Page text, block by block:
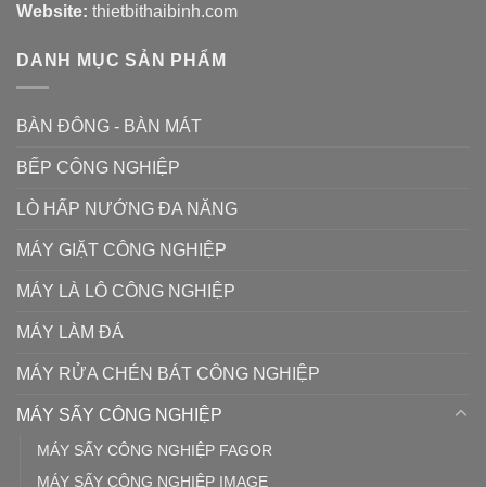
Website: thietbithaibinh.com
DANH MỤC SẢN PHẨM
BÀN ĐÔNG - BÀN MÁT
BẾP CÔNG NGHIỆP
LÒ HẤP NƯỚNG ĐA NĂNG
MÁY GIẶT CÔNG NGHIỆP
MÁY LÀ LÔ CÔNG NGHIỆP
MÁY LÀM ĐÁ
MÁY RỬA CHÉN BÁT CÔNG NGHIỆP
MÁY SẤY CÔNG NGHIỆP
MÁY SẤY CÔNG NGHIỆP FAGOR
MÁY SẤY CÔNG NGHIỆP IMAGE